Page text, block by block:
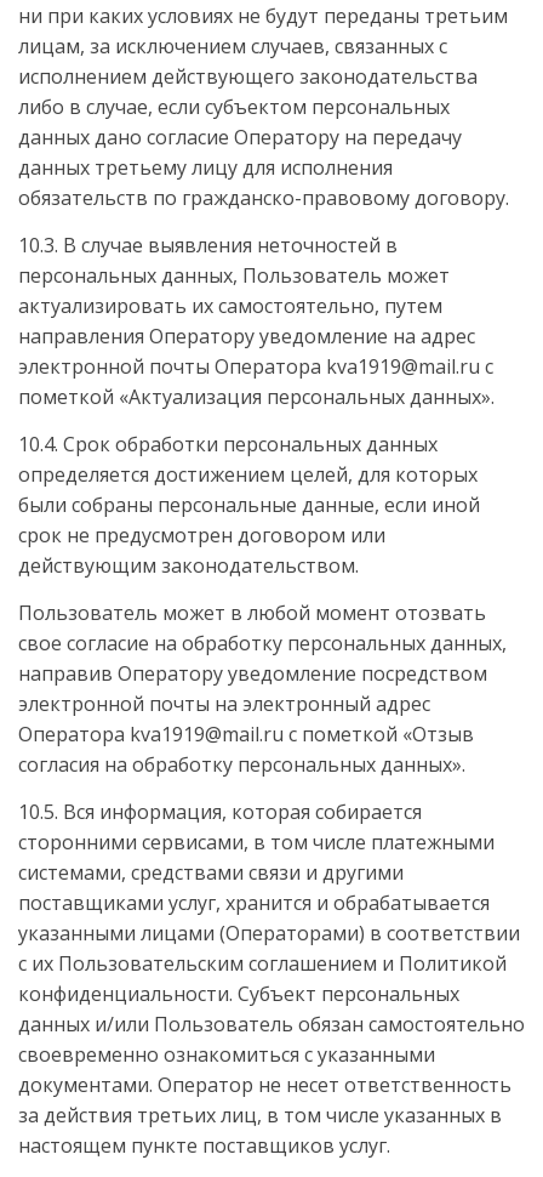
ни при каких условиях не будут переданы третьим
лицам, за исключением случаев, связанных с
исполнением действующего законодательства
либо в случае, если субъектом персональных
данных дано согласие Оператору на передачу
данных третьему лицу для исполнения
обязательств по гражданско-правовому договору.
10.3. В случае выявления неточностей в
персональных данных, Пользователь может
актуализировать их самостоятельно, путем
направления Оператору уведомление на адрес
электронной почты Оператора kva1919@mail.ru с
пометкой «Актуализация персональных данных».
10.4. Срок обработки персональных данных
определяется достижением целей, для которых
были собраны персональные данные, если иной
срок не предусмотрен договором или
действующим законодательством.
Пользователь может в любой момент отозвать
свое согласие на обработку персональных данных,
направив Оператору уведомление посредством
электронной почты на электронный адрес
Оператора kva1919@mail.ru с пометкой «Отзыв
согласия на обработку персональных данных».
10.5. Вся информация, которая собирается
сторонними сервисами, в том числе платежными
системами, средствами связи и другими
поставщиками услуг, хранится и обрабатывается
указанными лицами (Операторами) в соответствии
с их Пользовательским соглашением и Политикой
конфиденциальности. Субъект персональных
данных и/или Пользователь обязан самостоятельно
своевременно ознакомиться с указанными
документами. Оператор не несет ответственность
за действия третьих лиц, в том числе указанных в
настоящем пункте поставщиков услуг.